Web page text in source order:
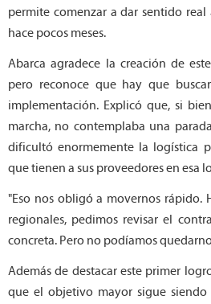
permite comenzar a dar sentido
hace pocos meses.
Abarca agradece la creación de
pero reconoce que hay que
implementación. Explicó que, si
marcha, no contemplaba una
dificultó enormemente la logística
que tienen a sus proveedores en esa
"Eso nos obligó a movernos rápido.
regionales, pedimos revisar el
concreta. Pero no podíamos
Además de destacar este primer
que el objetivo mayor sigue